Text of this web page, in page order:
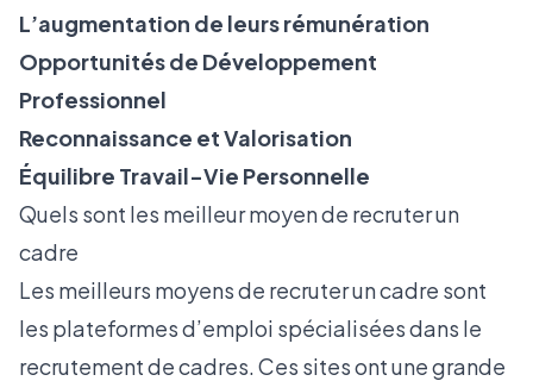
L’augmentation de leurs rémunération
Opportunités de Développement
Professionnel
Reconnaissance et Valorisation
Équilibre Travail-Vie Personnelle
Quels sont les meilleur moyen de recruter un
cadre
Les meilleurs moyens de recruter un cadre sont
les plateformes d’emploi spécialisées dans le
recrutement de cadres. Ces sites ont une grande